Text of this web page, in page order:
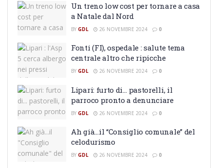
Un treno low cost per tornare a casa
a Natale dal Nord
BY GDL 26 NOVEMBRE 2024 0
Fonti (FI), ospedale : salute tema
centrale altro che ripicche
BY GDL 26 NOVEMBRE 2024 0
Lipari: furto di… pastorelli, il
parroco pronto a denunciare
BY GDL 26 NOVEMBRE 2024 0
Ah già…il “Consiglio comunale” del
celodurismo
BY GDL 26 NOVEMBRE 2024 0